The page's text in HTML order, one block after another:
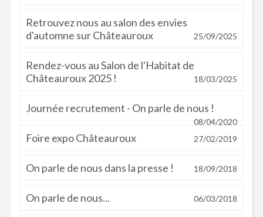
Retrouvez nous au salon des envies
d'automne sur Châteauroux
25/09/2025
Rendez-vous au Salon de l'Habitat de
Châteauroux 2025 !
18/03/2025
Journée recrutement - On parle de nous !
08/04/2020
Foire expo Châteauroux 27/02/2019
On parle de nous dans la presse ! 18/09/2018
On parle de nous... 06/03/2018